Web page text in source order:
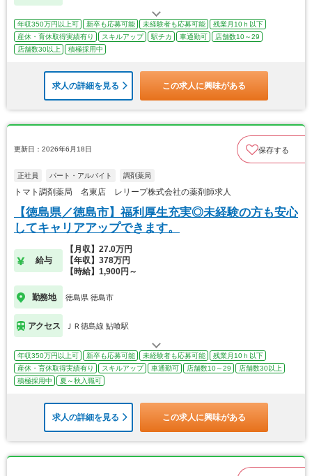
年収350万円以上可 新卒も応募可能 未経験者も応募可能
残業月10ｈ以下
産休・育休取得実績有り
スキルアップ 駅チカ 車通勤可
店舗数10～29
店舗数30以上
積極採用中
求人の詳細を見る この求人に興味がある
更新日：2026年6月18日 保存する
正社員 パート・アルバイト 調剤薬局
トマト調剤薬局 名東店 レリープ株式会社の薬剤師求人
【徳島県／徳島市】福利厚生充実◎未経験の方も安心
してキャリアアップできます。
給与
【月収】27.0万円
【年収】378万円
【時給】1,900円～
勤務地 徳島県 徳島市
アクセス ＪＲ徳島線 鮎喰駅
年収350万円以上可 新卒も応募可能 未経験者も応募可能
残業月10ｈ以下
産休・育休取得実績有り
スキルアップ 車通勤可 店舗数10～29
店舗数30以上
積極採用中
夏～秋入職可
求人の詳細を見る この求人に興味がある